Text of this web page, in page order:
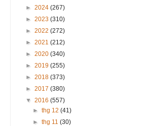
► 2024 (267)
► 2023 (310)
► 2022 (272)
► 2021 (212)
► 2020 (340)
► 2019 (255)
► 2018 (373)
► 2017 (380)
▼ 2016 (557)
►thg 12(41)
►thg 11(30)